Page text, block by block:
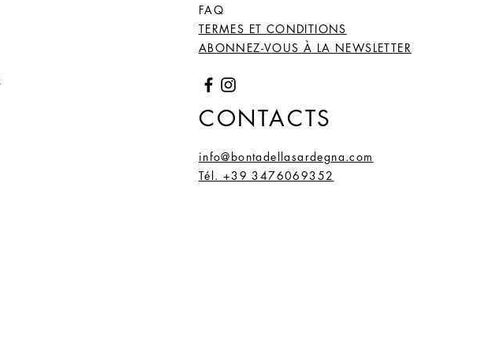
FAQ
TERMES ET CONDITIONS
ABONNEZ-VOUS À LA NEWSLETTER
CONTACTS
info@bontadellasardegna.com
Tél. +39 3476069352